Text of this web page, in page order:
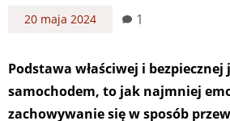
20 maja 2024 1
Podstawa właściwej i bezpiecznej
samochodem, to jak najmniej
zachowywanie się w sposób